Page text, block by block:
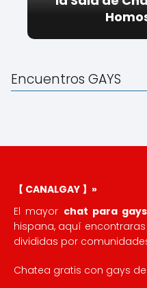
Encuentros GAYS
【 CANALGAY 】»
El mayor chat para gays
hispana, aquí
divididas por
Chatea gratis con gays